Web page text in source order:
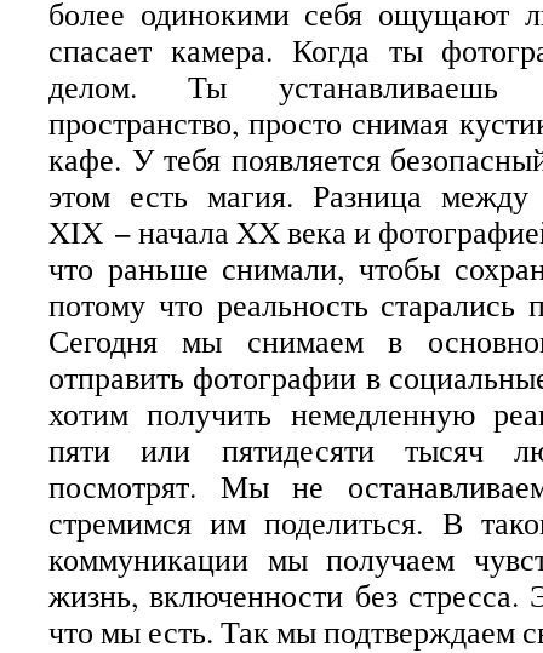
более одинокими себя ощущают
спасает камера. Когда ты
делом. Ты устанавливаешь
пространство, просто снимая
кафе. У тебя появляется
этом есть магия. Разница между
XIX − начала XX века и
что раньше снимали, чтобы
потому что реальность старались
Сегодня мы снимаем в
отправить фотографии в
хотим получить немедленную
пяти или пятидесяти тысяч
посмотрят. Мы не
стремимся им поделиться. В
коммуникации мы получаем
жизнь, включенности без
что мы есть. Так мы подтверждаем